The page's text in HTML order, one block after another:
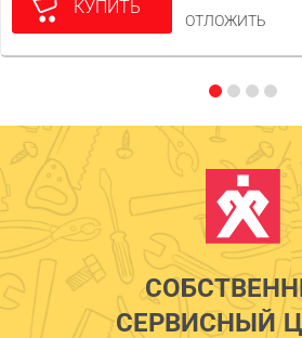
КУПИТЬ
ОТЛОЖИТЬ
СЕРВИСНЫЙ